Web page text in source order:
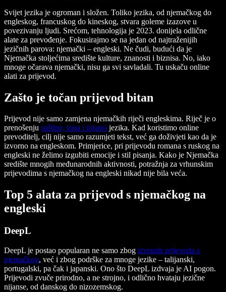
Svijet jezika je ogroman i složen. Toliko jezika, od njemačkog do
engleskog, francuskog do kineskog, stvara goleme izazove u
povezivanju ljudi. Srećom, tehnologija je 2023. donijela odlične
alate za prevođenje. Fokusirajmo se na jedan od najtraženijih
jezičnih parova: njemački – engleski. Ne čudi, budući da je
Njemačka stoljećima središte kulture, znanosti i biznisa. No, iako
mnoge očarava njemački, nisu ga svi savladali. Tu uskaču online
alati za prijevod.
Zašto je točan prijevod bitan
Prijevod nije samo zamjena njemačkih riječi engleskima. Riječ je o
prenošenju suštine, tona i nijansi jezika. Kad koristimo online
prevoditelj, cilj nije samo razumjeti tekst, već ga doživjeti kao da je
izvorno na engleskom. Primjerice, pri prijevodu romana s ruskog na
engleski ne želimo izgubiti emocije i stil pisanja. Kako je Njemačka
središte mnogih međunarodnih aktivnosti, potražnja za vrhunskim
prijevodima s njemačkog na engleski nikad nije bila veća.
Top 5 alata za prijevod s njemačkog na
engleski
DeepL
DeepL je postao popularan ne samo zbog izvrsnih prijevoda s
njemačkog, već i zbog podrške za mnoge jezike – talijanski,
portugalski, pa čak i japanski. Ono što DeepL izdvaja je AI pogon.
Prijevodi zvuče prirodno, a ne strojno, i odlično hvataju jezične
nijanse, od danskog do nizozemskog.